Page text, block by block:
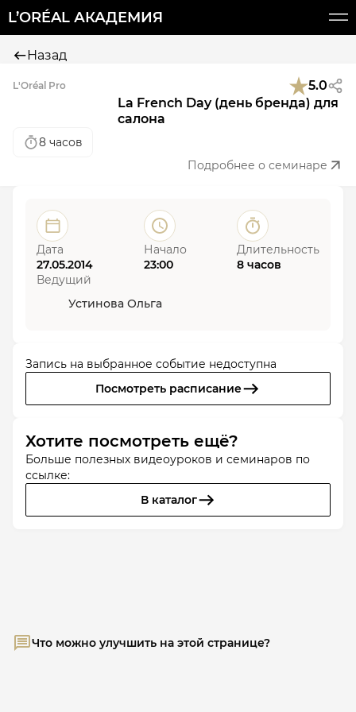
L’ORÉAL АКАДЕМИЯ
Назад
L'Oréal Pro
5.0
La French Day (день бренда) для
салона
8 часов
Подробнее о семинаре
Дата
27.05.2014
Начало
23:00
Длительность
8 часов
Ведущий
Устинова Ольга
Запись на выбранное событие недоступна
Посмотреть расписание
Хотите посмотреть ещё?
Больше полезных видеоуроков и семинаров по
ссылке:
В каталог
Что можно улучшить на этой странице?